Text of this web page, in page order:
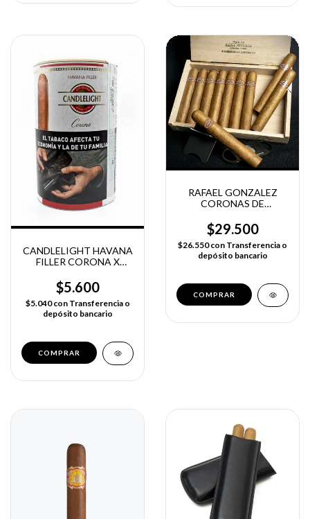
CANDLELIGHT HAVANA
FILLER CORONA X
$5.600
$5.040con Transferencia o
depósito bancario
RAFAEL GONZALEZ
CORONAS DE
$29.500
$26.550con Transferencia o
depósito bancario